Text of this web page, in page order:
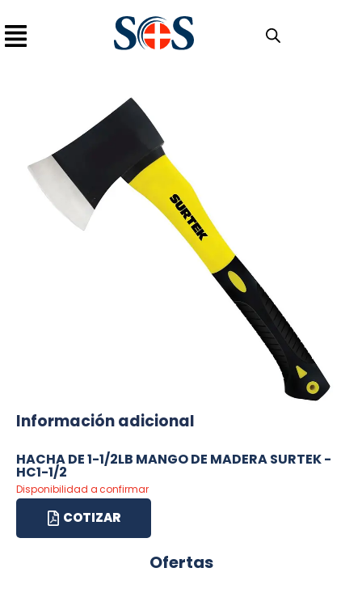
Información adicional
HACHA DE 1-1/2LB MANGO DE MADERA SURTEK -
HC1-1/2
Disponibilidad a confirmar
COTIZAR
Ofertas